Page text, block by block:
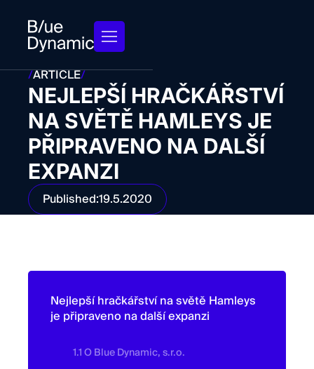
/ARTICLE/
NEJLEPŠÍ HRAČKÁŘSTVÍ
NA SVĚTĚ HAMLEYS JE
PŘIPRAVENO NA DALŠÍ
EXPANZI
Published:19.5.2020
Nejlepší hračkářství na světě Hamleys
je připraveno na další expanzi
1.1 O Blue Dynamic, s.r.o.